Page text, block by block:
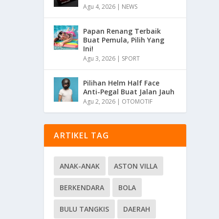
Agu 4, 2026 | NEWS
Papan Renang Terbaik
Buat Pemula, Pilih Yang
Ini!
Agu 3, 2026 | SPORT
Pilihan Helm Half Face
Anti-Pegal Buat Jalan Jauh
Agu 2, 2026 | OTOMOTIF
ARTIKEL TAG
ANAK-ANAK ASTON VILLA
BERKENDARA BOLA
BULU TANGKIS DAERAH